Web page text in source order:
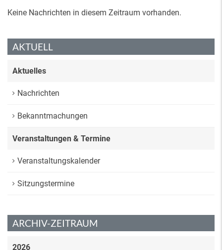
Keine Nachrichten in diesem Zeitraum vorhanden.
AKTUELL
Aktuelles
Nachrichten
Bekanntmachungen
Veranstaltungen & Termine
Veranstaltungskalender
Sitzungstermine
ARCHIV-ZEITRAUM
2026